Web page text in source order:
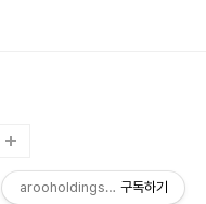
arooholdings 님의 블로그
구독하기